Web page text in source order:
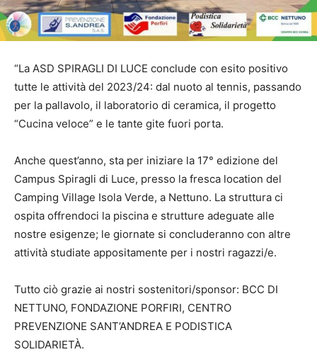
“La ASD SPIRAGLI DI LUCE conclude con esito positivo
tutte le attività del 2023/24: dal nuoto al tennis, passando
per la pallavolo, il laboratorio di ceramica, il progetto
“Cucina veloce” e le tante gite fuori porta.
Anche quest’anno, sta per iniziare la 17° edizione del
Campus Spiragli di Luce, presso la fresca location del
Camping Village Isola Verde, a Nettuno. La struttura ci
ospita offrendoci la piscina e strutture adeguate alle
nostre esigenze; le giornate si concluderanno con altre
attività studiate appositamente per i nostri ragazzi/e.
Tutto ciò grazie ai nostri sostenitori/sponsor: BCC DI
NETTUNO, FONDAZIONE PORFIRI, CENTRO
PREVENZIONE SANT’ANDREA E PODISTICA
SOLIDARIETÀ.